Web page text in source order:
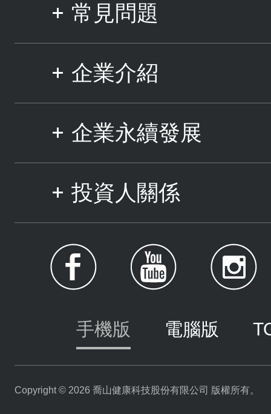
常見問題
企業介紹
企業永續發展
投資人關係
手機版 電腦版
Copyright © 2026 喬山健康科技股份有限公司 版權所有。